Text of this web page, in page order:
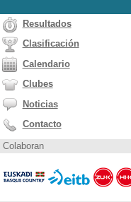
Resultados
Clasificación
Calendario
Clubes
Noticias
Contacto
Colaboran